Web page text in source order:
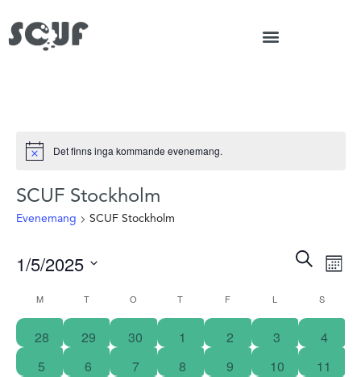
Notice Det finns inga kommande evenemang.
SCUF Stockholm
Evenemang SCUF Stockholm
Search
and
Views
Sök
1/5/2025
datum.
Kalender
av
Evenemang
M T O T F L S
28 29 30 1 2 3
4
5
6 7 8 9 10
11